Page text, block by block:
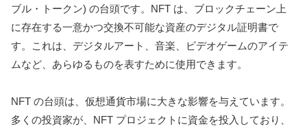
ブル・トークン) の台頭です。NFT は、ブロックチェーン上
に存在する一意かつ交換不可能な資産のデジタル証明書で
す。これは、デジタルアート、音楽、ビデオゲームのアイテ
ムなど、あらゆるものを表すために使用できます。
NFT の台頭は、仮想通貨市場に大きな影響を与えています。
多くの投資家が、NFT プロジェクトに資金を投入しており、